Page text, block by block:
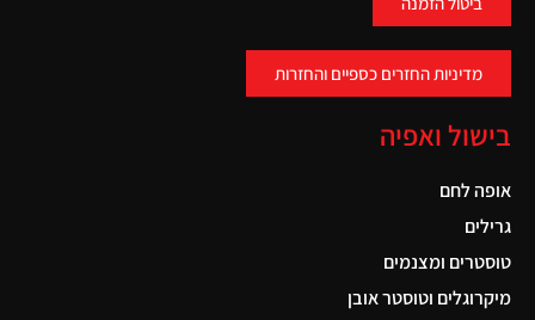
מדיניות החזרים כספיים והחזרות
בישול ואפיה
אופה לחם
גרילים
טוסטרים ומצנמים
מיקרוגלים וטוסטר אובן